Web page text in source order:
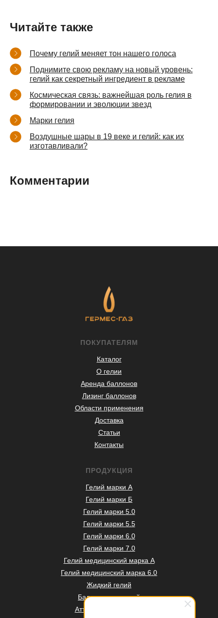
Читайте также
Почему гелий меняет тон нашего голоса
Поднимите свою рекламу на новый уровень:
гелий как секретный ингредиент в рекламе
Космическая связь: важнейшая роль гелия в
формировании и эволюции звезд
Марки гелия
Воздушные шары в 19 веке и гелий: как их
изготавливали?
Комментарии
ПРОДУКЦИЯ
Гелий марки А
Гелий марки Б
Гелий марки 5.0
Гелий марки 5.5
Гелий марки 6.0
Гелий марки 7.0
Гелий медицинский марка А
Гелий медицинский марка 6.0
Жидкий гелий
Баллоны под гелий
Аттестация баллонов
ПОКУПАТЕЛЯМ
Каталог
О гелии
Аренда баллонов
Лизинг баллонов
Области применения
Доставка
Статьи
Контакты